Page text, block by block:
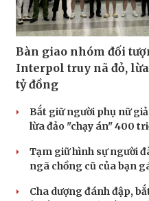
Bàn giao nhóm đối
Interpol truy nã đỏ, lừa
tỷ đồng
Bắt giữ người phụ nữ
lừa đảo "chạy án" 400
Tạm giữ hình sự người
ngã chồng cũ của bạn
Cha dượng đánh đập,